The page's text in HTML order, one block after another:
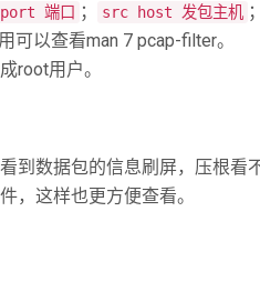
port 端口 ； src host 发包主机 ；
可以查看man 7 pcap-filter。
root用户。
到数据包的信息刷屏，压根看
，这样也更方便查看。